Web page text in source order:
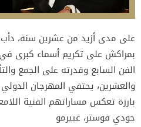
على مدى أزيد من عشرين سنة، دأب
بمراكش على تكريم أسماء كبرى
الفن السابع وقدرته على الجمع
والعشرين، يحتفي المهرجان
بارزة تعكس مساراتهم الفنية
جودي فوستر، غييرمو